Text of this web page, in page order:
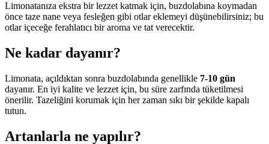
Limonatanıza ekstra bir lezzet katmak için, buzdolabına koymadan
önce taze nane veya fesleğen gibi otlar eklemeyi düşünebilirsiniz; bu
otlar içeceğe ferahlatıcı bir aroma ve tat verecektir.
Ne kadar dayanır?
Limonata, açıldıktan sonra buzdolabında genellikle 7-10 gün
dayanır. En iyi kalite ve lezzet için, bu süre zarfında tüketilmesi
önerilir. Tazeliğini korumak için her zaman sıkı bir şekilde kapalı
tutun.
Artanlarla ne yapılır?